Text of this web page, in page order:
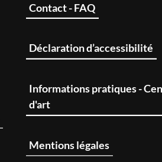
Contact - FAQ
Déclaration d’accessibilité
Informations pratiques -
d'art
Mentions légales